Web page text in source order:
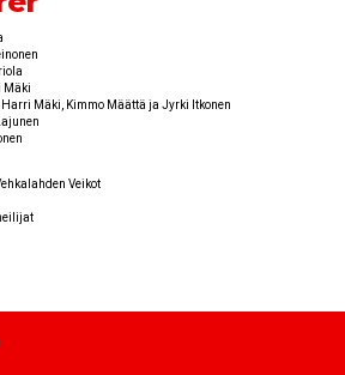
Mäki
Mäki, Kimmo Määttä ja Jyrki Itkonen
Veikot